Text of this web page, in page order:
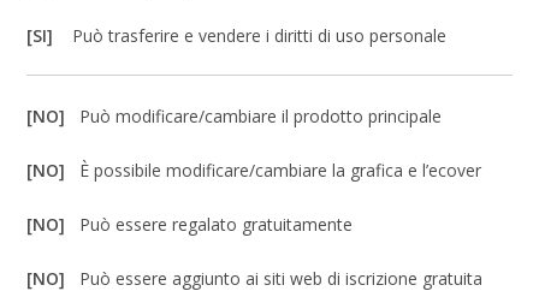
[SI] Può trasferire e vendere i diritti di uso personale
[NO] Può modificare/cambiare il prodotto principale
[NO] È possibile modificare/cambiare la grafica e l’ecover
[NO] Può essere regalato gratuitamente
[NO] Può essere aggiunto ai siti web di iscrizione gratuita